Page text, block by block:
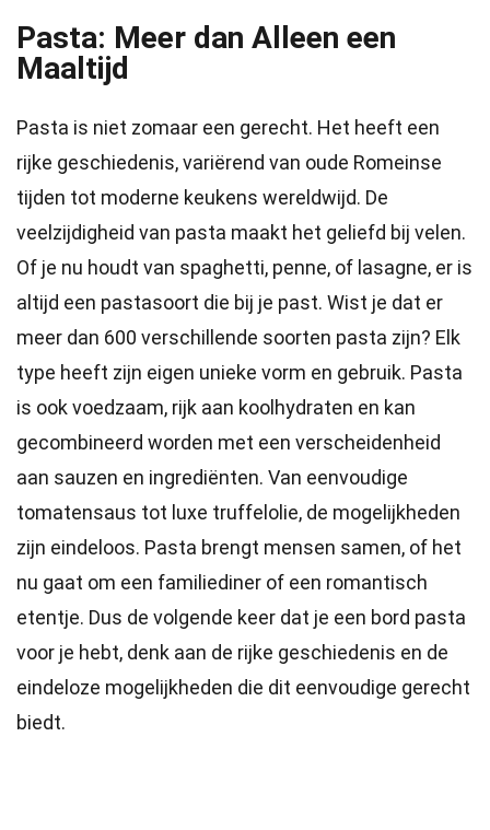
Pasta: Meer dan Alleen een
Maaltijd
Pasta is niet zomaar een gerecht. Het heeft een
rijke geschiedenis, variërend van oude Romeinse
tijden tot moderne keukens wereldwijd. De
veelzijdigheid van pasta maakt het geliefd bij velen.
Of je nu houdt van spaghetti, penne, of lasagne, er is
altijd een pastasoort die bij je past. Wist je dat er
meer dan 600 verschillende soorten pasta zijn? Elk
type heeft zijn eigen unieke vorm en gebruik. Pasta
is ook voedzaam, rijk aan koolhydraten en kan
gecombineerd worden met een verscheidenheid
aan sauzen en ingrediënten. Van eenvoudige
tomatensaus tot luxe truffelolie, de mogelijkheden
zijn eindeloos. Pasta brengt mensen samen, of het
nu gaat om een familiediner of een romantisch
etentje. Dus de volgende keer dat je een bord pasta
voor je hebt, denk aan de rijke geschiedenis en de
eindeloze mogelijkheden die dit eenvoudige gerecht
biedt.